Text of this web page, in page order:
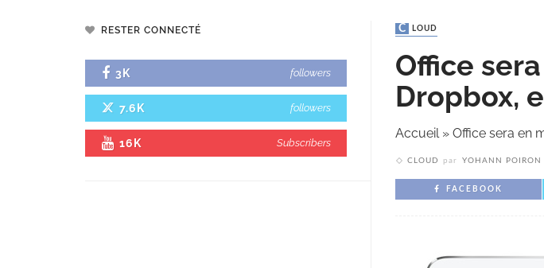
CLOUD
Office
Dropbox,
Accueil» Office sera en
CLOUD par YOHANN POIRON
FACEBOOK
RESTER CONNECTÉ
3K followers
7.6K followers
16K Subscribers